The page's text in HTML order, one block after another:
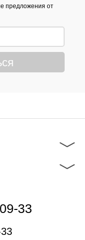
предложения от
33